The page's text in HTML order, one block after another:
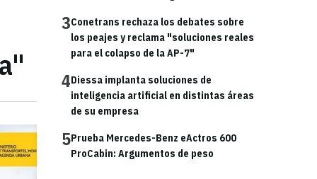
3Conetrans rechaza los debates sobre
los peajes y reclama "soluciones reales
para el colapso de la AP-7"
4Diessa implanta soluciones de
inteligencia artificial en distintas áreas
de su empresa
5Prueba Mercedes-Benz eActros 600
ProCabin: Argumentos de peso